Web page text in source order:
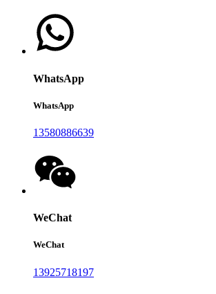
WhatsApp
WhatsApp
13580886639
WeChat
WeChat
13925718197